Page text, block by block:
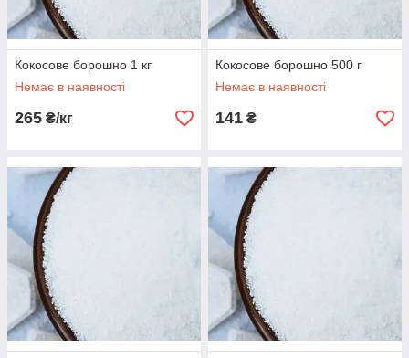
Кокосове борошно 1 кг
Немає в наявності
265 ₴/кг
Кокосове борошно 500 г
Немає в наявності
141 ₴